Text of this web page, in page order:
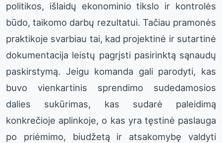
politikos, išlaidų ekonominio tikslo ir kontrolės
būdo, taikomo darbų rezultatui. Tačiau pramonės
praktikoje svarbiau tai, kad projektinė ir sutartinė
dokumentacija leistų pagrįsti pasirinktą sąnaudų
paskirstymą. Jeigu komanda gali parodyti, kas
buvo vienkartinis sprendimo sudedamosios
dalies sukūrimas, kas sudarė paleidimą
konkrečioje aplinkoje, o kas yra tęstinė paslauga
po priėmimo, biudžetą ir atsakomybę valdyti